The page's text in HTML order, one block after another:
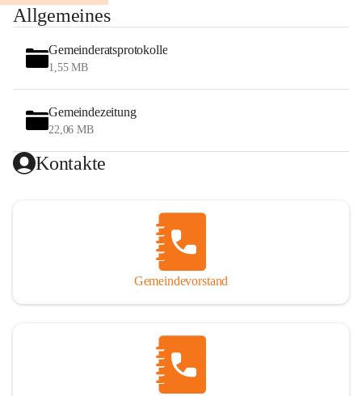
Allgemeines
Gemeinderatsprotokolle
1,55 MB
Gemeindezeitung
22,06 MB
Kontakte
Gemeindevorstand